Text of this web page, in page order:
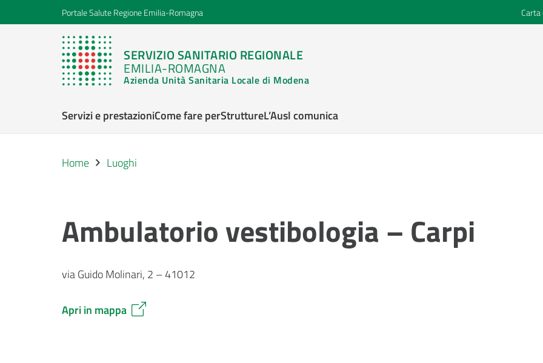
Portale Salute Regione Emilia-Romagna Carta
SERVIZIO SANITARIO REGIONALE
EMILIA-ROMAGNA
Azienda Unità Sanitaria Locale di Modena
Servizi e prestazioniCome fare perStruttureL’Ausl comunica
Home Luoghi
Ambulatorio vestibologia – Carpi
via Guido Molinari, 2 – 41012
Apri in mappa